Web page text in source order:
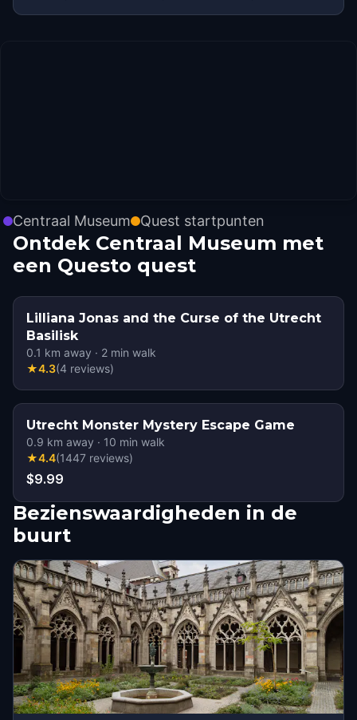
Centraal Museum Quest startpunten
Ontdek Centraal Museum met
een Questo quest
Lilliana Jonas and the Curse of the Utrecht
Basilisk
0.1 km away · 2 min walk
★4.3(4 reviews)
Utrecht Monster Mystery Escape Game
0.9 km away · 10 min walk
★4.4(1447 reviews)
$9.99
Bezienswaardigheden in de
buurt